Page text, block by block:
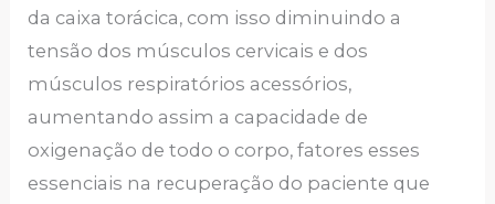
da caixa torácica, com isso diminuindo a
tensão dos músculos cervicais e dos
músculos respiratórios acessórios,
aumentando assim a capacidade de
oxigenação de todo o corpo, fatores esses
essenciais na recuperação do paciente que